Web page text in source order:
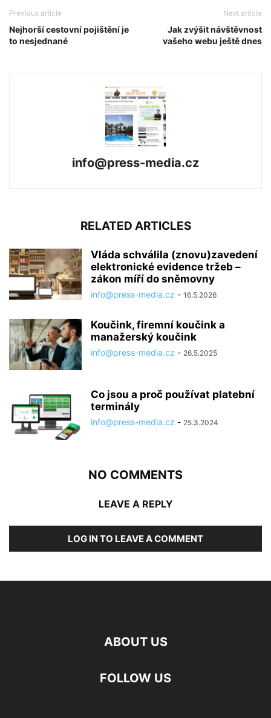
Previous article
Nejhorší cestovní pojištění je
to nesjednané
Next article
Jak zvýšit návštěvnost
vašeho webu ještě dnes
info@press-media.cz
RELATED ARTICLES
Vláda schválila (znovu)zavedení
elektronické evidence tržeb –
zákon míří do sněmovny
info@press-media.cz - 16.5.2026
Koučink, firemní koučink a
manažerský koučink
info@press-media.cz - 26.5.2025
Co jsou a proč používat platební
terminály
info@press-media.cz - 25.3.2024
NO COMMENTS
LEAVE A REPLY
LOG IN TO LEAVE A COMMENT
ABOUT US
FOLLOW US